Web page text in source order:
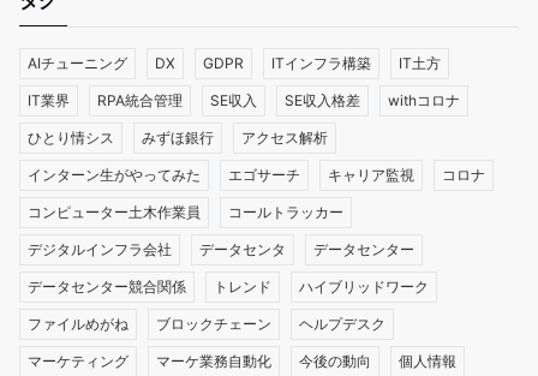
AIチューニング DX GDPR ITインフラ構築 IT土方
IT業界 RPA統合管理 SE収入 SE収入格差 withコロナ
ひとり情シス みずほ銀行 アクセス解析
インターン生がやってみた エゴサーチ キャリア監視 コロナ
コンピューター土木作業員 コールトラッカー
デジタルインフラ会社 データセンタ データセンター
データセンター競合関係 トレンド ハイブリッドワーク
ファイルめがね ブロックチェーン ヘルプデスク
マーケティング マーケ業務自動化 今後の動向 個人情報